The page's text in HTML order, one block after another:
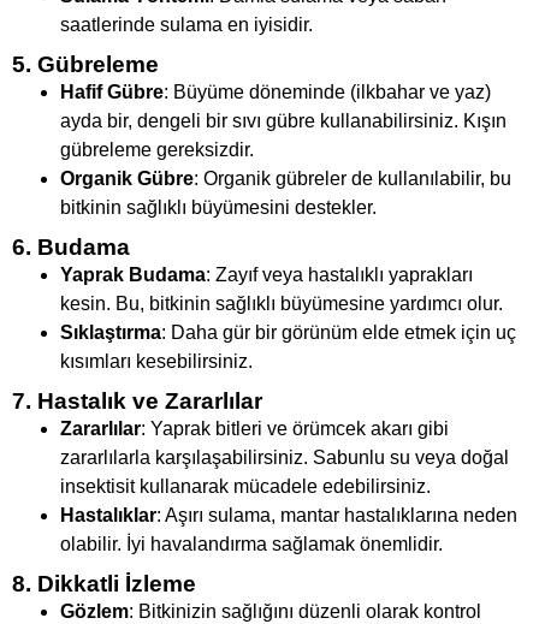
saatlerinde sulama en iyisidir.
5. Gübreleme
Hafif Gübre: Büyüme döneminde (ilkbahar ve yaz)
ayda bir, dengeli bir sıvı gübre kullanabilirsiniz. Kışın
gübreleme gereksizdir.
Organik Gübre: Organik gübreler de kullanılabilir, bu
bitkinin sağlıklı büyümesini destekler.
6. Budama
Yaprak Budama: Zayıf veya hastalıklı yaprakları
kesin. Bu, bitkinin sağlıklı büyümesine yardımcı olur.
Sıklaştırma: Daha gür bir görünüm elde etmek için uç
kısımları kesebilirsiniz.
7. Hastalık ve Zararlılar
Zararlılar: Yaprak bitleri ve örümcek akarı gibi
zararlılarla karşılaşabilirsiniz. Sabunlu su veya doğal
insektisit kullanarak mücadele edebilirsiniz.
Hastalıklar: Aşırı sulama, mantar hastalıklarına neden
olabilir. İyi havalandırma sağlamak önemlidir.
8. Dikkatli İzleme
Gözlem: Bitkinizin sağlığını düzenli olarak kontrol